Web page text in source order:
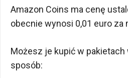
Amazon Coins ma cenę
obecnie wynosi 0,01 euro za
Możesz je kupić w
sposób: